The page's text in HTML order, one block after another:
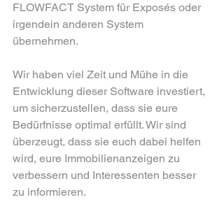
FLOWFACT System für Exposés oder
irgendein anderen System
übernehmen.
Wir haben viel Zeit und Mühe in die
Entwicklung dieser Software investiert,
um sicherzustellen, dass sie eure
Bedürfnisse optimal erfüllt. Wir sind
überzeugt, dass sie euch dabei helfen
wird, eure Immobilienanzeigen zu
verbessern und Interessenten besser
zu informieren.